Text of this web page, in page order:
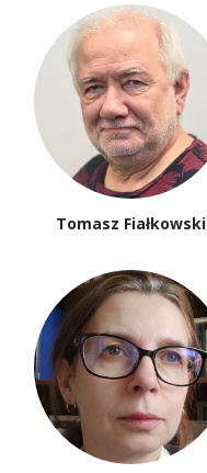
Tomasz Fiałkowski